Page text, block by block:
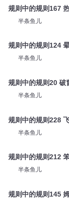
规则中的规则167
半条鱼儿
规则中的规则124
半条鱼儿
规则中的规则20 破
半条鱼儿
规则中的规则228
半条鱼儿
规则中的规则212
半条鱼儿
规则中的规则145